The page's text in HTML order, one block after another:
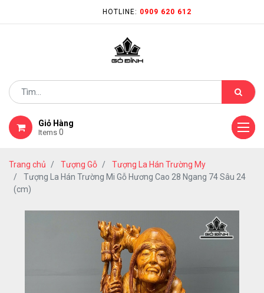
HOTLINE: 0909 620 612
Giỏ Hàng
Items 0
Trang chủ Tượng Gỗ
Tượng La Hán Trường My
Tượng La Hán Trường Mi Gỗ Hương Cao 28 Ngang 74 Sâu 24
(cm)